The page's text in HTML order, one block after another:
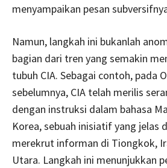
menyampaikan pesan
Namun, langkah ini bukanlah
bagian dari tren yang semakin
tubuh CIA. Sebagai contoh, pada
sebelumnya, CIA telah merilis
dengan instruksi dalam bahasa
Korea, sebuah inisiatif yang jelas
merekrut informan di Tiongkok,
Utara. Langkah ini menunjukkan